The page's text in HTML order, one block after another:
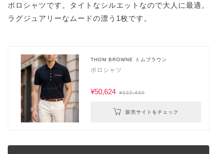
ポロシャツです。タイトなシルエットなので大人に最適。
ラグジュアリーなムードの漂う1枚です。
THOM BROWNE トムブラウン
ポロシャツ
¥50,624 ¥122,432
販売サイトをチェック